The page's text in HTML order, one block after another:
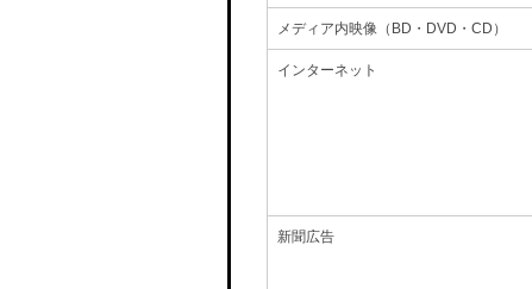
メディア内映像（BD・DVD・CD）
インターネット
新聞広告